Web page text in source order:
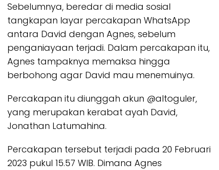
Sebelumnya, beredar di media sosial
tangkapan layar percakapan WhatsApp
antara David dengan Agnes, sebelum
penganiayaan terjadi. Dalam percakapan itu,
Agnes tampaknya memaksa hingga
berbohong agar David mau menemuinya.
Percakapan itu diunggah akun @altoguler,
yang merupakan kerabat ayah David,
Jonathan Latumahina.
Percakapan tersebut terjadi pada 20 Februari
2023 pukul 15.57 WIB. Dimana Agnes